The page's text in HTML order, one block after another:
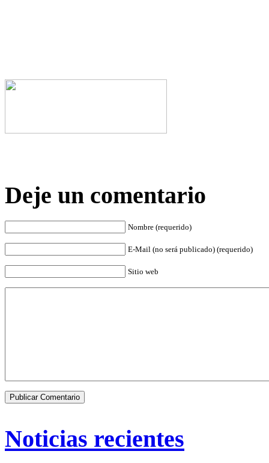
Deje un comentario
Nombre (requerido)
E-Mail (no será publicado) (requerido)
Sitio web
Noticias recientes